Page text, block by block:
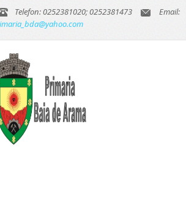
Telefon: 0252381020; 0252381473
Email: